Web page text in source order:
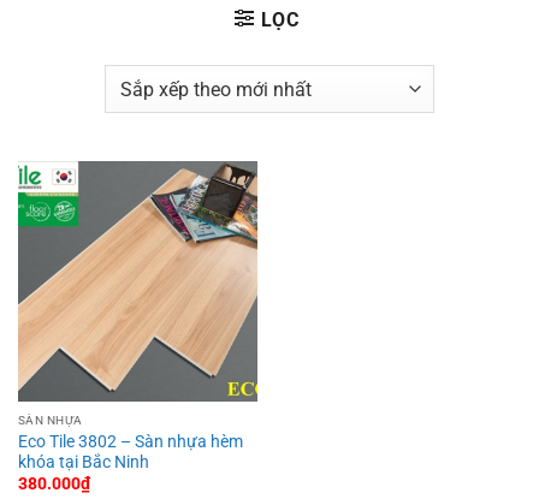
LỌC
SÀN NHỰA
Eco Tile 3802 – Sàn nhựa hèm
khóa tại Bắc Ninh
380.000₫